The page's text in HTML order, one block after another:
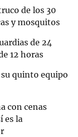
de los 30
y mosquitos
de 24
12 horas
quinto equipo
con cenas
es la